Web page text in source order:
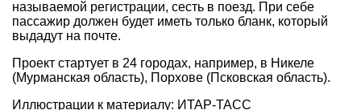
называемой регистрации, сесть в поезд. При себе
пассажир должен будет иметь только бланк, который
выдадут на почте.
Проект стартует в 24 городах, например, в Никеле
(Мурманская область), Порхове (Псковская область).
Иллюстрации к материалу: ИТАР-ТАСС